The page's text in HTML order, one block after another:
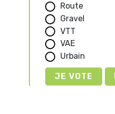
Route
Gravel
VTT
VAE
Urbain